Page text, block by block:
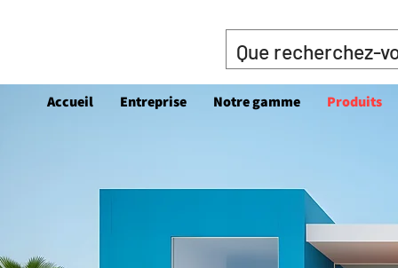
Accueil Entreprise Notre gamme Produits